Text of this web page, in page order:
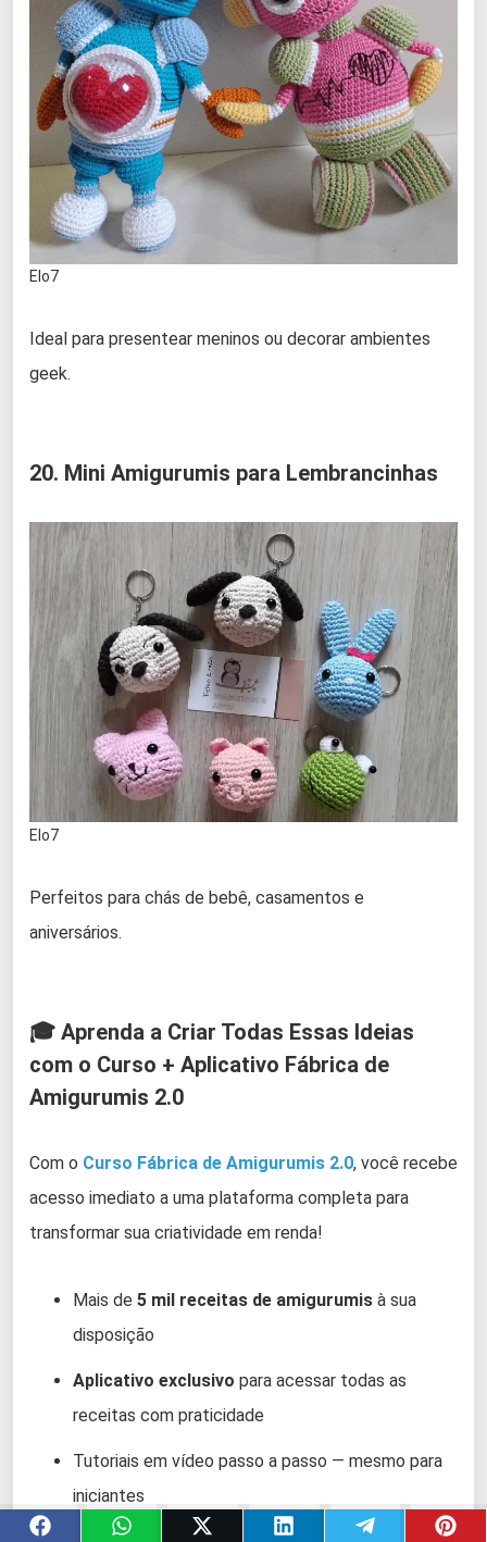
Elo7
Ideal para presentear meninos ou decorar ambientes
geek.
20. Mini Amigurumis para Lembrancinhas
Elo7
Perfeitos para chás de bebê, casamentos e
aniversários.
🎓 Aprenda a Criar Todas Essas Ideias
com o Curso + Aplicativo Fábrica de
Amigurumis 2.0
Com o Curso Fábrica de Amigurumis 2.0, você recebe
acesso imediato a uma plataforma completa para
transformar sua criatividade em renda!
Mais de 5 mil receitas de amigurumis à sua
disposição
Aplicativo exclusivo para acessar todas as
receitas com praticidade
Tutoriais em vídeo passo a passo — mesmo para
iniciantes